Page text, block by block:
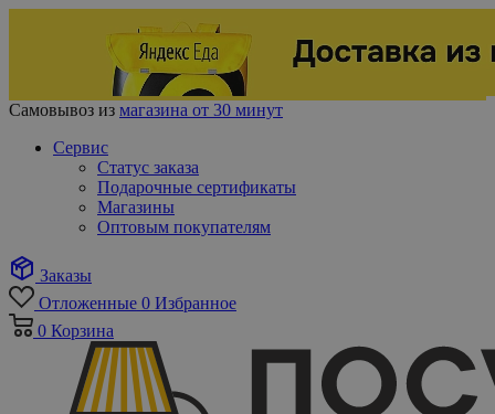
Самовывоз из магазина от 30 минут
Сервис
Статус заказа
Подарочные сертификаты
Магазины
Оптовым покупателям
Заказы
Отложенные 0 Избранное
0 Корзина